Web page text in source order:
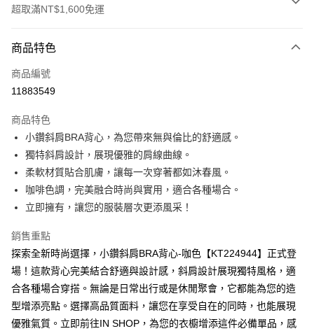
超取滿NT$1,600免運
信用卡一次付款
超商取貨付款
Apple Pay
街口支付
Google Pay
大哥付你分期
相關說明
1.本服務由台灣大哥大提供，台灣大哥大用戶可立即使用無須另外申請。
2.付款方式選擇「大哥付你分期」，訂單成立後會自動跳轉到大哥付的交易
流程，驗證手機門號後，選擇欲分期的期數、繳款截止日，確認付款後即完
成交易。
3.實際核准額度、可分期數及費用金額請依後續交易確認頁面所載為準。
4.訂單成立30分鐘內，如未前往確認交易或遇審核未通過，訂單將自動取
AFTEE先享後付
相關說明
【關於「AFTEE先享後付」】
AFTEE先享後付是「在收到商品之後才付款」的支付方式。 讓您購物簡單
便利好安心！
１．簡單：不需註冊會員、不需綁卡、不需儲值。
商品特色
商品編號
11883549
商品特色
小鑽斜肩BRA背心，為您帶來無與倫比的舒適感。
獨特斜肩設計，展現優雅的肩線曲線。
柔軟材質貼合肌膚，讓每一次穿著都如沐春風。
咖啡色調，完美融合時尚與實用，適合各種場合。
立即擁有，讓您的服裝層次更添風采！
銷售重點
探索全新時尚選擇，小鑽斜肩BRA背心-咖色【KT224944】正式登
場！這款背心完美結合舒適與設計感，斜肩設計展現獨特風格，適
合各種場合穿搭。無論是日常出行或是休閒聚會，它都能為您的造
型增添亮點。選擇高品質面料，讓您在享受自在的同時，也能展現
優雅氣質。立即前往IN SHOP，為您的衣櫥增添這件必備單品，感